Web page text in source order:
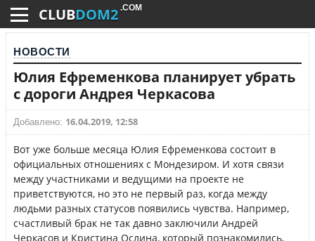
CLUBDOM2 .COM
НОВОСТИ
Юлия Ефременкова планирует убрать
с дороги Андрея Черкасова
Добавлено: 16.04.2019, 12:58
Вот уже больше месяца Юлия Ефременкова состоит в
официальных отношениях с Мондезиром. И хотя связи
между участниками и ведущими на проекте не
приветствуются, но это не первый раз, когда между
людьми разных статусов появились чувства. Например,
счастливый брак не так давно заключили Андрей
Черкасов и Кристина Ослина, который познакомились,